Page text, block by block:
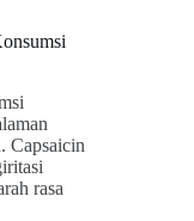
Capsaicin
rasa